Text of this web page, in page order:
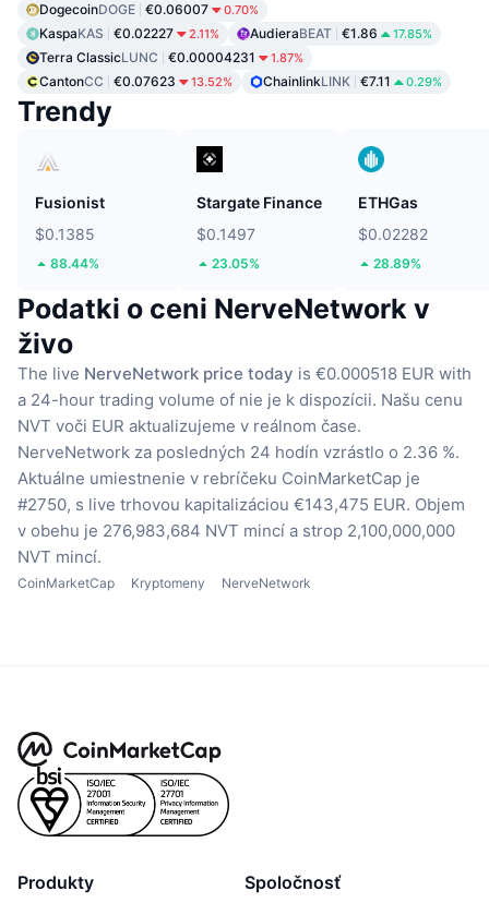
DogecoinDOGE €0.06007 0.70%
KaspaKAS €0.02227 2.11% AudieraBEAT €1.86 17.85%
Terra ClassicLUNC €0.00004231 1.87%
CantonCC €0.07623 13.52% ChainlinkLINK €7.11 0.29%
Trendy
Fusionist
$0.1385
88.44%
Stargate Finance
$0.1497
23.05%
ETHGas
$0.02282
28.89%
Podatki o ceni NerveNetwork v
živo
The live NerveNetwork price today is €0.000518 EUR with
a 24-hour trading volume of nie je k dispozícii. Našu cenu
NVT voči EUR aktualizujeme v reálnom čase.
NerveNetwork za posledných 24 hodín vzrástlo o 2.36 %.
Aktuálne umiestnenie v rebríčeku CoinMarketCap je
#2750, s live trhovou kapitalizáciou €143,475 EUR. Objem
v obehu je 276,983,684 NVT mincí a strop 2,100,000,000
NVT mincí.
CoinMarketCap Kryptomeny NerveNetwork
Produkty Spoločnosť